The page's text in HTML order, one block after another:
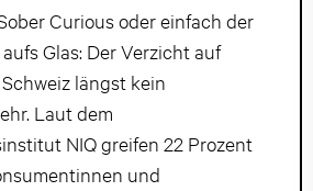
Curious oder einfach der
Glas: Der Verzicht auf
längst kein
Laut dem
NIQ greifen 22 Prozent
und